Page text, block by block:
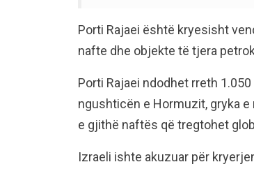
Porti Rajaei është kryesisht
nafte dhe objekte të tjera
Porti Rajaei ndodhet rreth
ngushticën e Hormuzit, gryka
e gjithë naftës që tregtohet
Izraeli ishte akuzuar për